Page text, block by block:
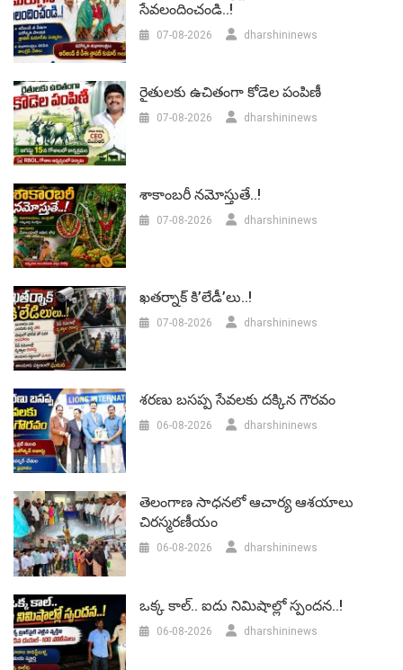
సేవలందించండి..!
07-08-2026 dharshininews
రైతులకు ఉచితంగా కోడెల పంపిణీ
07-08-2026 dharshininews
శాకాంబరీ నమోస్తుతే..!
07-08-2026 dharshininews
ఖతర్నాక్ కి’లేడీ’లు..!
07-08-2026 dharshininews
శరణు బసప్ప సేవలకు దక్కిన గౌరవం
06-08-2026 dharshininews
తెలంగాణ సాధనలో ఆచార్య ఆశయాలు
చిరస్మరణీయం
06-08-2026 dharshininews
ఒక్క కాల్.. ఐదు నిమిషాల్లో స్పందన..!
06-08-2026 dharshininews